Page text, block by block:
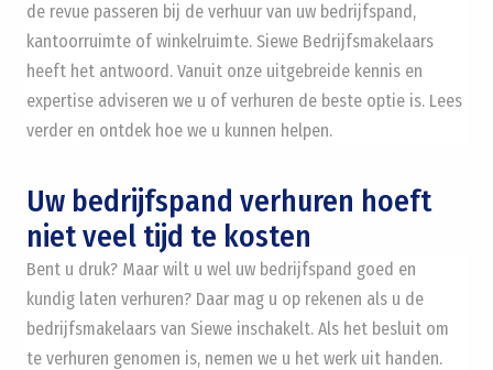
de revue passeren bij de verhuur van uw bedrijfspand,
kantoorruimte of winkelruimte. Siewe Bedrijfsmakelaars
heeft het antwoord. Vanuit onze uitgebreide kennis en
expertise adviseren we u of verhuren de beste optie is. Lees
verder en ontdek hoe we u kunnen helpen.
Uw bedrijfspand verhuren hoeft
niet veel tijd te kosten
Bent u druk? Maar wilt u wel uw bedrijfspand goed en
kundig laten verhuren? Daar mag u op rekenen als u de
bedrijfsmakelaars van Siewe inschakelt. Als het besluit om
te verhuren genomen is, nemen we u het werk uit handen.